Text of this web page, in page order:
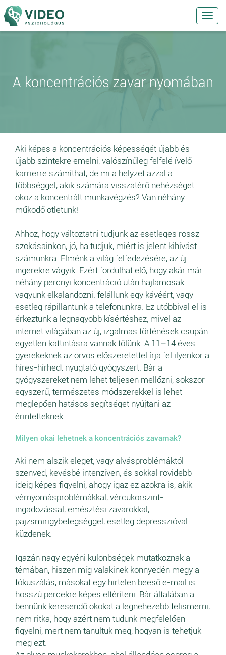
A koncentrációs zavar nyomában
Aki képes a koncentrációs képességét újabb és
újabb szintekre emelni, valószínűleg felfelé ívelő
karrierre számíthat, de mi a helyzet azzal a
többséggel, akik számára visszatérő nehézséget
okoz a koncentrált munkavégzés? Van néhány
működő ötletünk!
Ahhoz, hogy változtatni tudjunk az esetleges rossz
szokásainkon, jó, ha tudjuk, miért is jelent kihívást
számunkra. Elménk a világ felfedezésére, az új
ingerekre vágyik. Ezért fordulhat elő, hogy akár már
néhány percnyi koncentráció után hajlamosak
vagyunk elkalandozni: felállunk egy kávéért, vagy
esetleg rápillantunk a telefonunkra. Ez utóbbival el is
érkeztünk a legnagyobb kísértéshez, mivel az
internet világában az új, izgalmas történések csupán
egyetlen kattintásra vannak tőlünk. A 11–14 éves
gyerekeknek az orvos előszeretettel írja fel ilyenkor a
híres-hírhedt nyugtató gyógyszert. Bár a
gyógyszereket nem lehet teljesen mellőzni, sokszor
egyszerű, természetes módszerekkel is lehet
meglepően hatásos segítséget nyújtani az
érintetteknek.
Milyen okai lehetnek a koncentrációs zavarnak?
Aki nem alszik eleget, vagy alvásproblémáktól
szenved, kevésbé intenzíven, és sokkal rövidebb
ideig képes figyelni, ahogy igaz ez azokra is, akik
vérnyomásproblémákkal, vércukorszint-
ingadozással, emésztési zavarokkal,
pajzsmirigybetegséggel, esetleg depresszióval
küzdenek.
Igazán nagy egyéni különbségek mutatkoznak a
témában, hiszen míg valakinek könnyedén megy a
fókuszálás, másokat egy hirtelen beeső e-mail is
hosszú percekre képes eltéríteni. Bár általában a
bennünk keresendő okokat a legnehezebb felismerni,
nem ritka, hogy azért nem tudunk megfelelően
figyelni, mert nem tanultuk meg, hogyan is tehetjük
meg ezt.